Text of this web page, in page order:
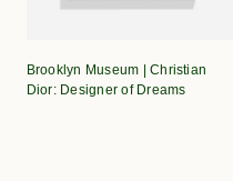
Brooklyn Museum | Christian
Dior: Designer of Dreams